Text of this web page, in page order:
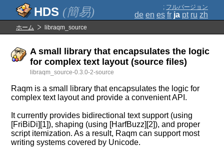
(簡易) ; フルバージョン
de en es fr ja pt ru zh
ホーム libraqm_source
A small library that encapsulates the logic
for complex text layout (source files)
libraqm_source-0.3.0-2-source
Raqm is a small library that encapsulates the logic for
complex text layout and provide a convenient API.
It currently provides bidirectional text support (using
[FriBiDi][1]), shaping (using [HarfBuzz][2]), and proper
script itemization. As a result, Raqm can support most
writing systems covered by Unicode.